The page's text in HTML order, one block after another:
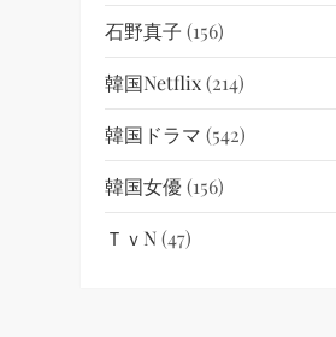
石野真子 (156)
韓国netflix(214)
韓国ドラマ (542)
韓国女優(156)
ＴｖN(47)